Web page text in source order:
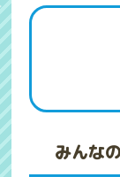
みんな